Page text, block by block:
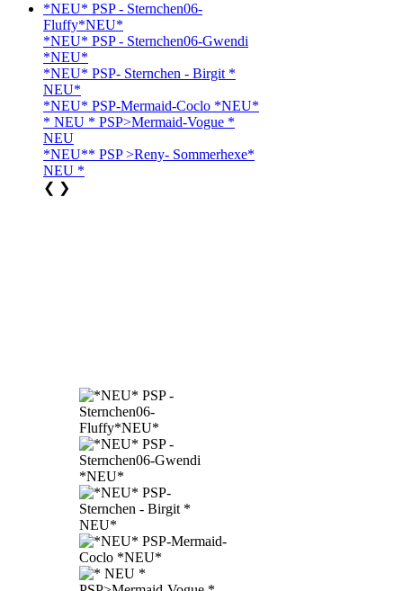
*NEU* PSP - Sternchen06-
Fluffy*NEU*
*NEU* PSP - Sternchen06-Gwendi
*NEU*
*NEU* PSP- Sternchen - Birgit *
NEU*
*NEU* PSP-Mermaid-Coclo *NEU*
* NEU * PSP>Mermaid-Vogue *
NEU
*NEU** PSP >Reny- Sommerhexe*
NEU *
❮ ❯